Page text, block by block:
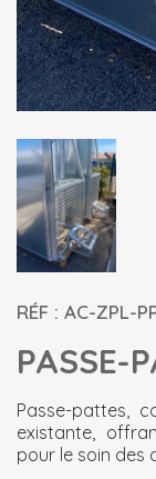
RÉF : AC-ZPL-
PASSE-
Passe-pattes,
existante,
pour le soin des